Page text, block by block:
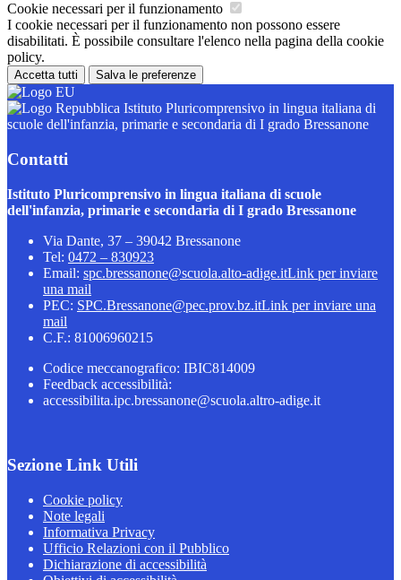
Cookie necessari per il funzionamento
I cookie necessari per il funzionamento non possono essere
disabilitati. È possibile consultare l'elenco nella pagina della cookie
policy.
Accetta tutti Salva le preferenze
Istituto Pluricomprensivo in lingua italiana di
scuole dell'infanzia, primarie e secondaria di I grado Bressanone
Contatti
Istituto Pluricomprensivo in lingua italiana di scuole
dell'infanzia, primarie e secondaria di I grado Bressanone
Via Dante, 37 – 39042 Bressanone
Tel: 0472 – 830923
Email: spc.bressanone@scuola.alto-adige.itLink per inviare
una mail
PEC: SPC.Bressanone@pec.prov.bz.itLink per inviare una
mail
C.F.: 81006960215
Codice meccanografico: IBIC814009
Feedback accessibilità:
accessibilita.ipc.bressanone@scuola.altro-adige.it
Sezione Link Utili
Cookie policy
Note legali
Informativa Privacy
Ufficio Relazioni con il Pubblico
Dichiarazione di accessibilità